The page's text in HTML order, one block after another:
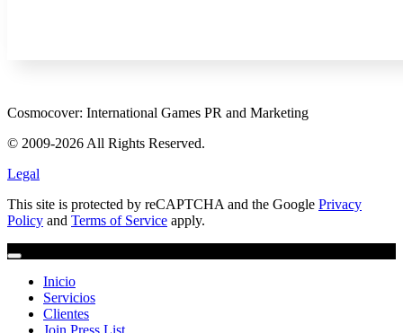
Cosmocover: International Games PR and Marketing
© 2009-2026 All Rights Reserved.
Legal
This site is protected by reCAPTCHA and the Google Privacy
Policy and Terms of Service apply.
Inicio
Servicios
Clientes
Join Press List